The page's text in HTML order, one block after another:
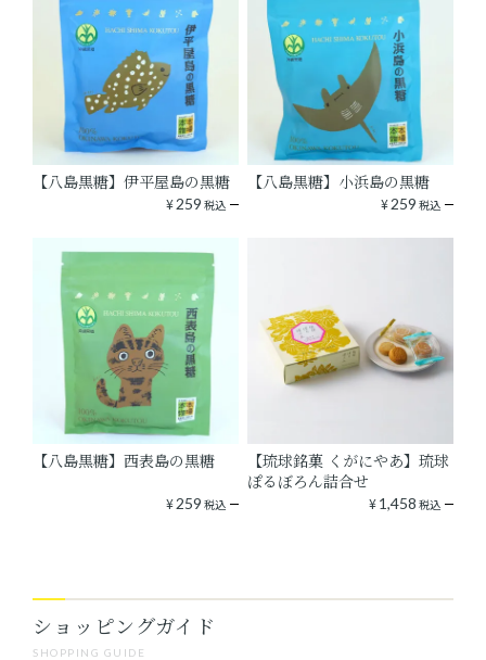
【八島黒糖】伊平屋島の黒糖
¥259 税込
【八島黒糖】小浜島の黒糖
¥259 税込
【八島黒糖】西表島の黒糖
¥259 税込
【琉球銘菓 くがにやあ】琉球
ぽるぼろん詰合せ
¥1,458 税込
SHOPPING GUIDE
ショッピングガイド